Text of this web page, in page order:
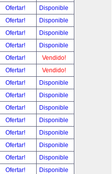
Ofertar!
Disponible
Ofertar!
Disponible
Ofertar!
Disponible
Ofertar!
Disponible
Ofertar!
Vendido!
Ofertar!
Vendido!
Ofertar!
Disponible
Ofertar!
Disponible
Ofertar!
Disponible
Ofertar!
Disponible
Ofertar!
Disponible
Ofertar!
Disponible
Ofertar!
Disponible
Ofertar!
Disponible